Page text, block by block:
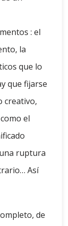
: el
la
que lo
que fijarse
creativo,
el
ruptura
Así
de